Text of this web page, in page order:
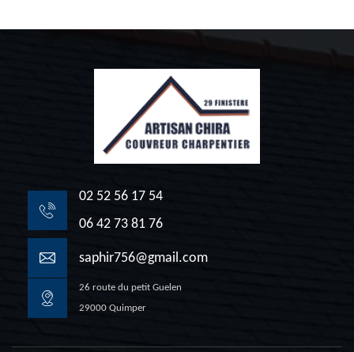
02 52 56 17 54
06 42 73 81 76
saphir756@gmail.com
26 route du petit Guelen
29000 Quimper